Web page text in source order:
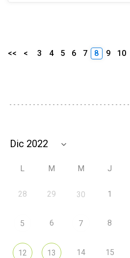
<< < 3 4 5 6 7 8 9 10
L M M J
28 29 30 1
5 6 7 8
12 13 14 15